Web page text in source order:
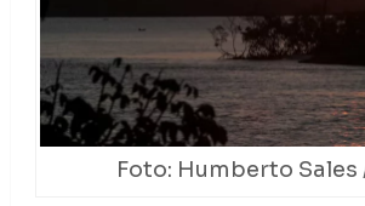
Foto: Humberto Sales